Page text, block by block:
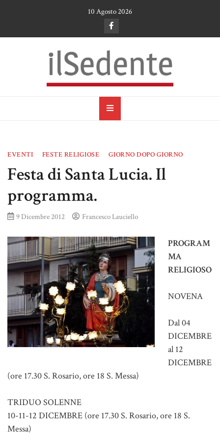
10 Agosto 2026
il Sedente
EVENTI FESTE RELIGIOSE GIORNO DOPO GIORNO
Festa di Santa Lucia. Il
programma.
9 Dicembre 2012 Francesco Lauciello
PROGRAM
MA
RELIGIOSO
NOVENA
Dal 04
DICEMBRE
al 12
DICEMBRE
(ore 17.30 S. Rosario, ore 18 S. Messa)
TRIDUO SOLENNE
10-11-12 DICEMBRE (ore 17.30 S. Rosario, ore 18 S.
Messa)